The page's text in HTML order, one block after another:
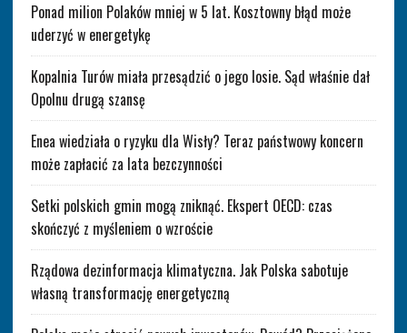
Ponad milion Polaków mniej w 5 lat. Kosztowny błąd może
uderzyć w energetykę
Kopalnia Turów miała przesądzić o jego losie. Sąd właśnie dał
Opolnu drugą szansę
Enea wiedziała o ryzyku dla Wisły? Teraz państwowy koncern
może zapłacić za lata bezczynności
Setki polskich gmin mogą zniknąć. Ekspert OECD: czas
skończyć z myśleniem o wzroście
Rządowa dezinformacja klimatyczna. Jak Polska sabotuje
własną transformację energetyczną